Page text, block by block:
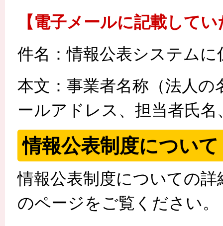
【電子メールに記載して
件名：情報公表システム
本文：事業者名称（法人
ールアドレス、担当者氏
情報公表制度について
情報公表制度についての詳
のページをご覧ください。